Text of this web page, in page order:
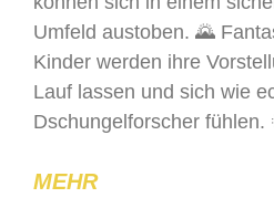
Umfeld austoben. 🌄
Kinder werden ihre
Lauf lassen und sich wie
Dschungelforscher fühlen.
MEHR